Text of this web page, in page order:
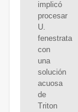
implicó
procesar
U.
fenestrata
con
una
solución
acuosa
de
Triton